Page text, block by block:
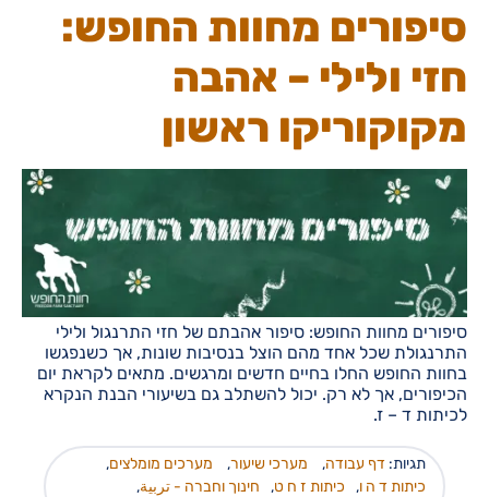
סיפורים מחוות החופש:
חזי ולילי – אהבה
מקוקוריקו ראשון
סיפורים מחוות החופש: סיפור אהבתם של חזי התרנגול ולילי
התרנגולת שכל אחד מהם הוצל בנסיבות שונות, אך כשנפגשו
בחוות החופש החלו בחיים חדשים ומרגשים. מתאים לקראת יום
הכיפורים, אך לא רק. יכול להשתלב גם בשיעורי הבנת הנקרא
לכיתות ד – ז.
תגיות: דף עבודה, מערכי שיעור, מערכים מומלצים,
כיתות ד ה ו, כיתות ז ח ט, חינוך וחברה - تربية,